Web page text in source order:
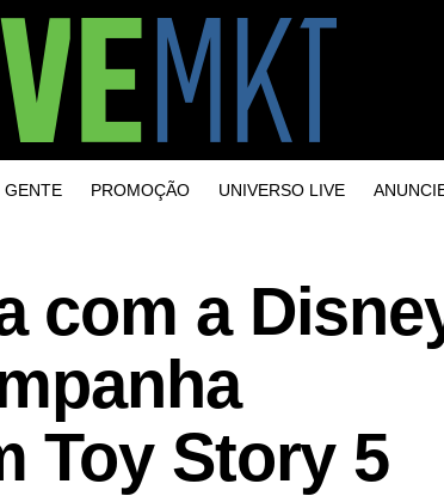
GENTE PROMOÇÃO UNIVERSO LIVE
com a
Toy Story 5